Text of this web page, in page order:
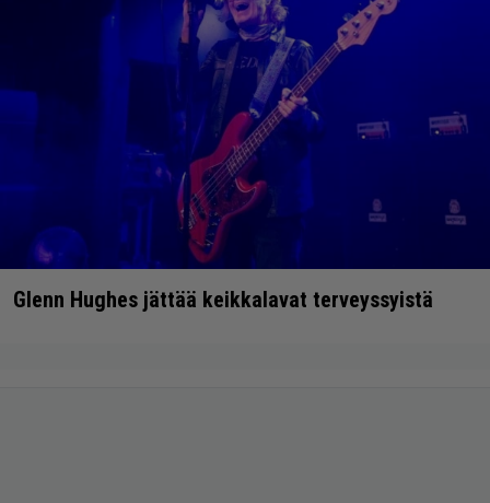
Glenn Hughes jättää keikkalavat terveyssyistä